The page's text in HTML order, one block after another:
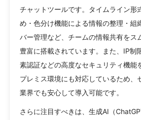
チャットツールです。タイムライン形
め・色分け機能による情報の整理・組
バー管理など、チームの情報共有をス
豊富に搭載されています。また、IP制
素認証などの高度なセキュリティ機能
プレミス環境にも対応しているため、
業界でも安心して導入可能です。
さらに注目すべきは、生成AI（